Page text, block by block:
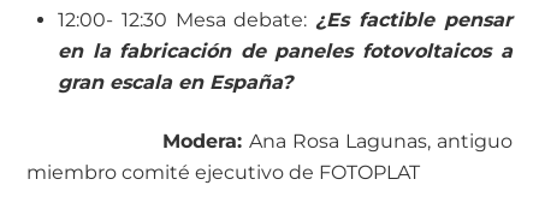
12:00- 12:30 Mesa debate: ¿Es factible pensar
en la fabricación de paneles fotovoltaicos a
gran escala en España?
Modera: Ana Rosa Lagunas, antiguo
miembro comité ejecutivo de FOTOPLAT